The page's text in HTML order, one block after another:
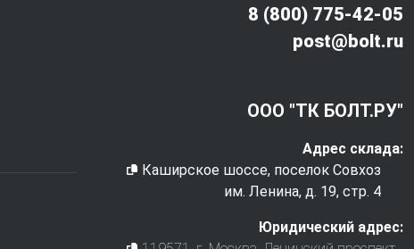
8 (800) 775-42-05
post@bolt.ru
ООО "ТК БОЛТ.РУ"
Адрес склада:
Каширское шоссе, поселок Совхоз
им. Ленина, д. 19, стр. 4
Юридический адрес: